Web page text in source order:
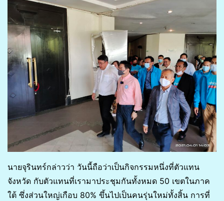
นายจุรินทร์กล่าวว่า วันนี้ถือว่าเป็นกิจกรรมหนึ่งที่ตัวแทน
จังหวัด กับตัวแทนที่เรามาประชุมกันทั้งหมด 50 เขตในภาค
ใต้ ซึ่งส่วนใหญ่เกือบ 80% ขึ้นไปเป็นคนรุ่นใหม่ทั้งสิ้น การที่